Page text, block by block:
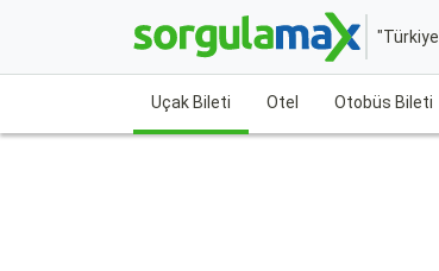
Uçak Bileti Otel Otobüs Bileti